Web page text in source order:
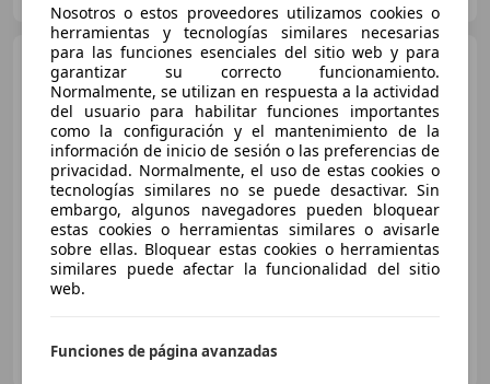
Land Rover Range
Rover 4.6 HSE Aut.
€ 12.000
Sin comparación
05/1998 83.000 km Gasolina 165 kW (224 CV)
Particular
ES-34002 Palencia
Nosotros o estos proveedores utilizamos cookies o
herramientas y tecnologías similares necesarias
para las funciones esenciales del sitio web y para
garantizar su correcto funcionamiento.
Normalmente, se utilizan en respuesta a la actividad
del usuario para habilitar funciones importantes
como la configuración y el mantenimiento de la
información de inicio de sesión o las preferencias de
privacidad. Normalmente, el uso de estas cookies o
tecnologías similares no se puede desactivar. Sin
embargo, algunos navegadores pueden bloquear
estas cookies o herramientas similares o avisarle
sobre ellas. Bloquear estas cookies o herramientas
similares puede afectar la funcionalidad del sitio
web.
Funciones de página avanzadas